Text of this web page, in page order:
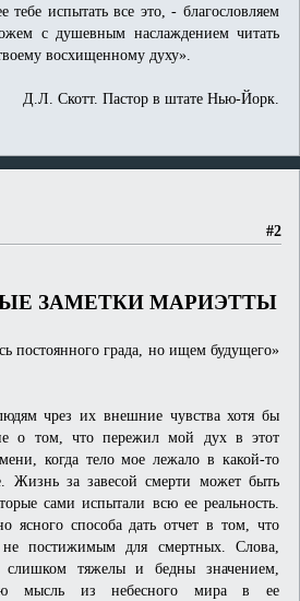
тебе испытать все это, - благословляем
с душевным наслаждением читать
восхищенному духу».
Д.Л. Скотт. Пастор в штате Нью-Йорк.
#2
ЗАМЕТКИ МАРИЭТТЫ
града, но ищем будущего»
чрез их внешние чувства хотя бы
о том, что пережил мой дух в этот
когда тело мое лежало в какой-то
Жизнь за завесой смерти может быть
сами испытали всю ее реальность.
ясного способа дать отчет в том, что
постижимым для смертных. Слова,
слишком тяжелы и бедны значением,
мысль из небесного мира в ее